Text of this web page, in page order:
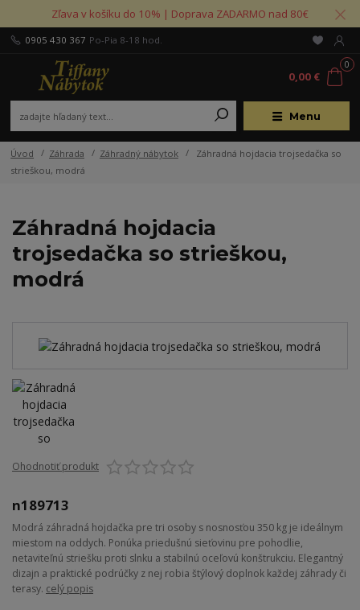
Zľava v košíku do 10% | Doprava ZADARMO nad 80€
Menu
0905 430 367 Po-Pia 8-18 hod.
0
0,00 €
Úvod Záhrada Záhradný nábytok
Záhradná hojdacia trojsedačka so
strieškou, modrá
Záhradná hojdacia
trojsedačka so strieškou,
modrá
Ohodnotiť produkt
n189713
Modrá záhradná hojdačka pre tri osoby s nosnosťou 350 kg je ideálnym
miestom na oddych. Ponúka priedušnú sieťovinu pre pohodlie,
netaviteľnú striešku proti slnku a stabilnú oceľovú konštrukciu. Elegantný
dizajn a praktické podrúčky z nej robia štýlový doplnok každej záhrady či
terasy. celý popis